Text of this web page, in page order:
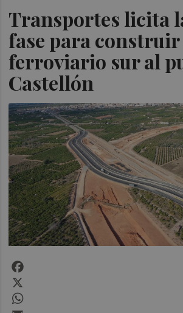
Transportes licita
fase para construir
ferroviario sur al
Castellón